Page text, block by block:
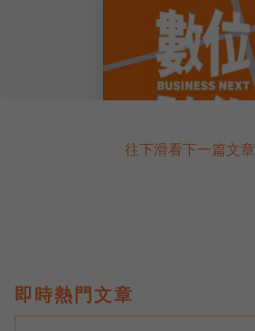
往下滑看下一篇文章
即時熱門文章